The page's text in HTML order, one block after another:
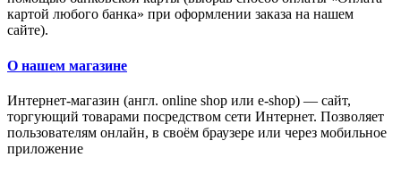
картой любого банка» при оформлении заказа на нашем
сайте).
О нашем магазине
Интернет-магазин (англ. online shop или e-shop) — сайт,
торгующий товарами посредством сети Интернет. Позволяет
пользователям онлайн, в своём браузере или через мобильное
приложение